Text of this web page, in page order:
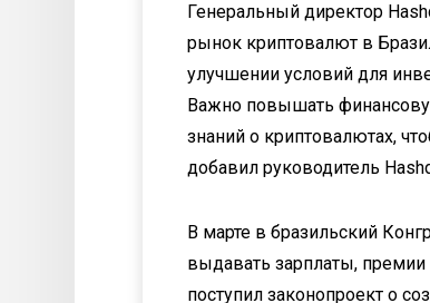
Генеральный директор
рынок криптовалют в
улучшении условий для
Важно повышать
знаний о криптовалютах,
добавил руководитель
В марте в бразильский
выдавать зарплаты,
поступил законопроект о